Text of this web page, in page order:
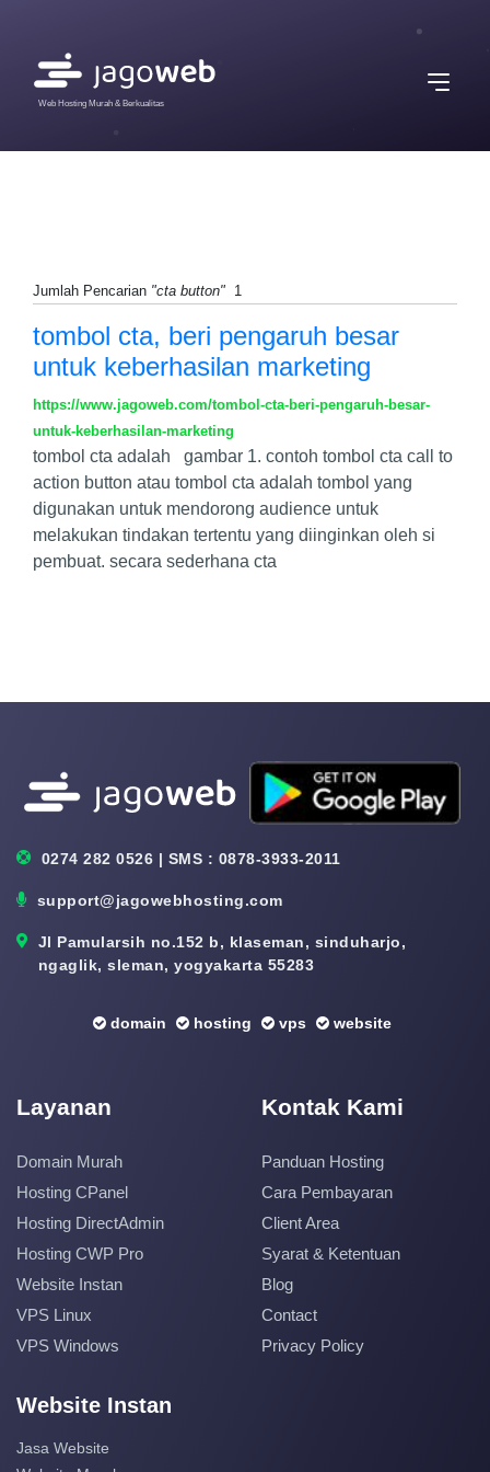
Web Hosting Murah & Berkualitas
Jumlah Pencarian "cta button" 1
tombol cta, beri pengaruh besar
untuk keberhasilan marketing
https://www.jagoweb.com/tombol-cta-beri-pengaruh-besar-
untuk-keberhasilan-marketing
tombol cta adalah gambar 1. contoh tombol cta call to
action button atau tombol cta adalah tombol yang
digunakan untuk mendorong audience untuk
melakukan tindakan tertentu yang diinginkan oleh si
pembuat. secara sederhana cta
0274 282 0526 | SMS : 0878-3933-2011
support@jagowebhosting.com
Jl Pamularsih no.152 b, klaseman, sinduharjo,
ngaglik, sleman, yogyakarta 55283
domain hosting vps website
Layanan
Domain Murah
Hosting CPanel
Hosting DirectAdmin
Hosting CWP Pro
Website Instan
VPS Linux
VPS Windows
Kontak Kami
Panduan Hosting
Cara Pembayaran
Client Area
Syarat & Ketentuan
Blog
Contact
Privacy Policy
Website Instan
Jasa Website